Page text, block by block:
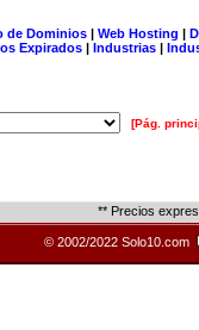
de Dominios| Web Hosting |
Expirados | Industrias |
[Pág.
** Precios
© 2002/2022 Solo10.com